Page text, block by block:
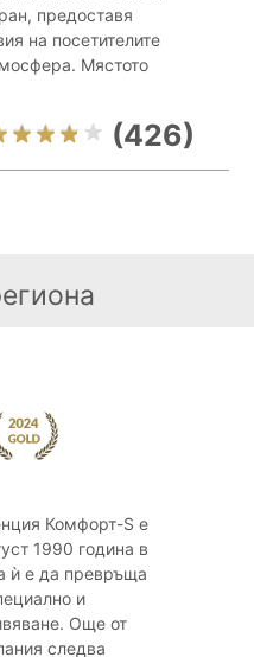
предоставя
на посетителите
Мястото
(426)
Комфорт-S е
1990 година в
ѝ е да превръща
и
Още от
следва